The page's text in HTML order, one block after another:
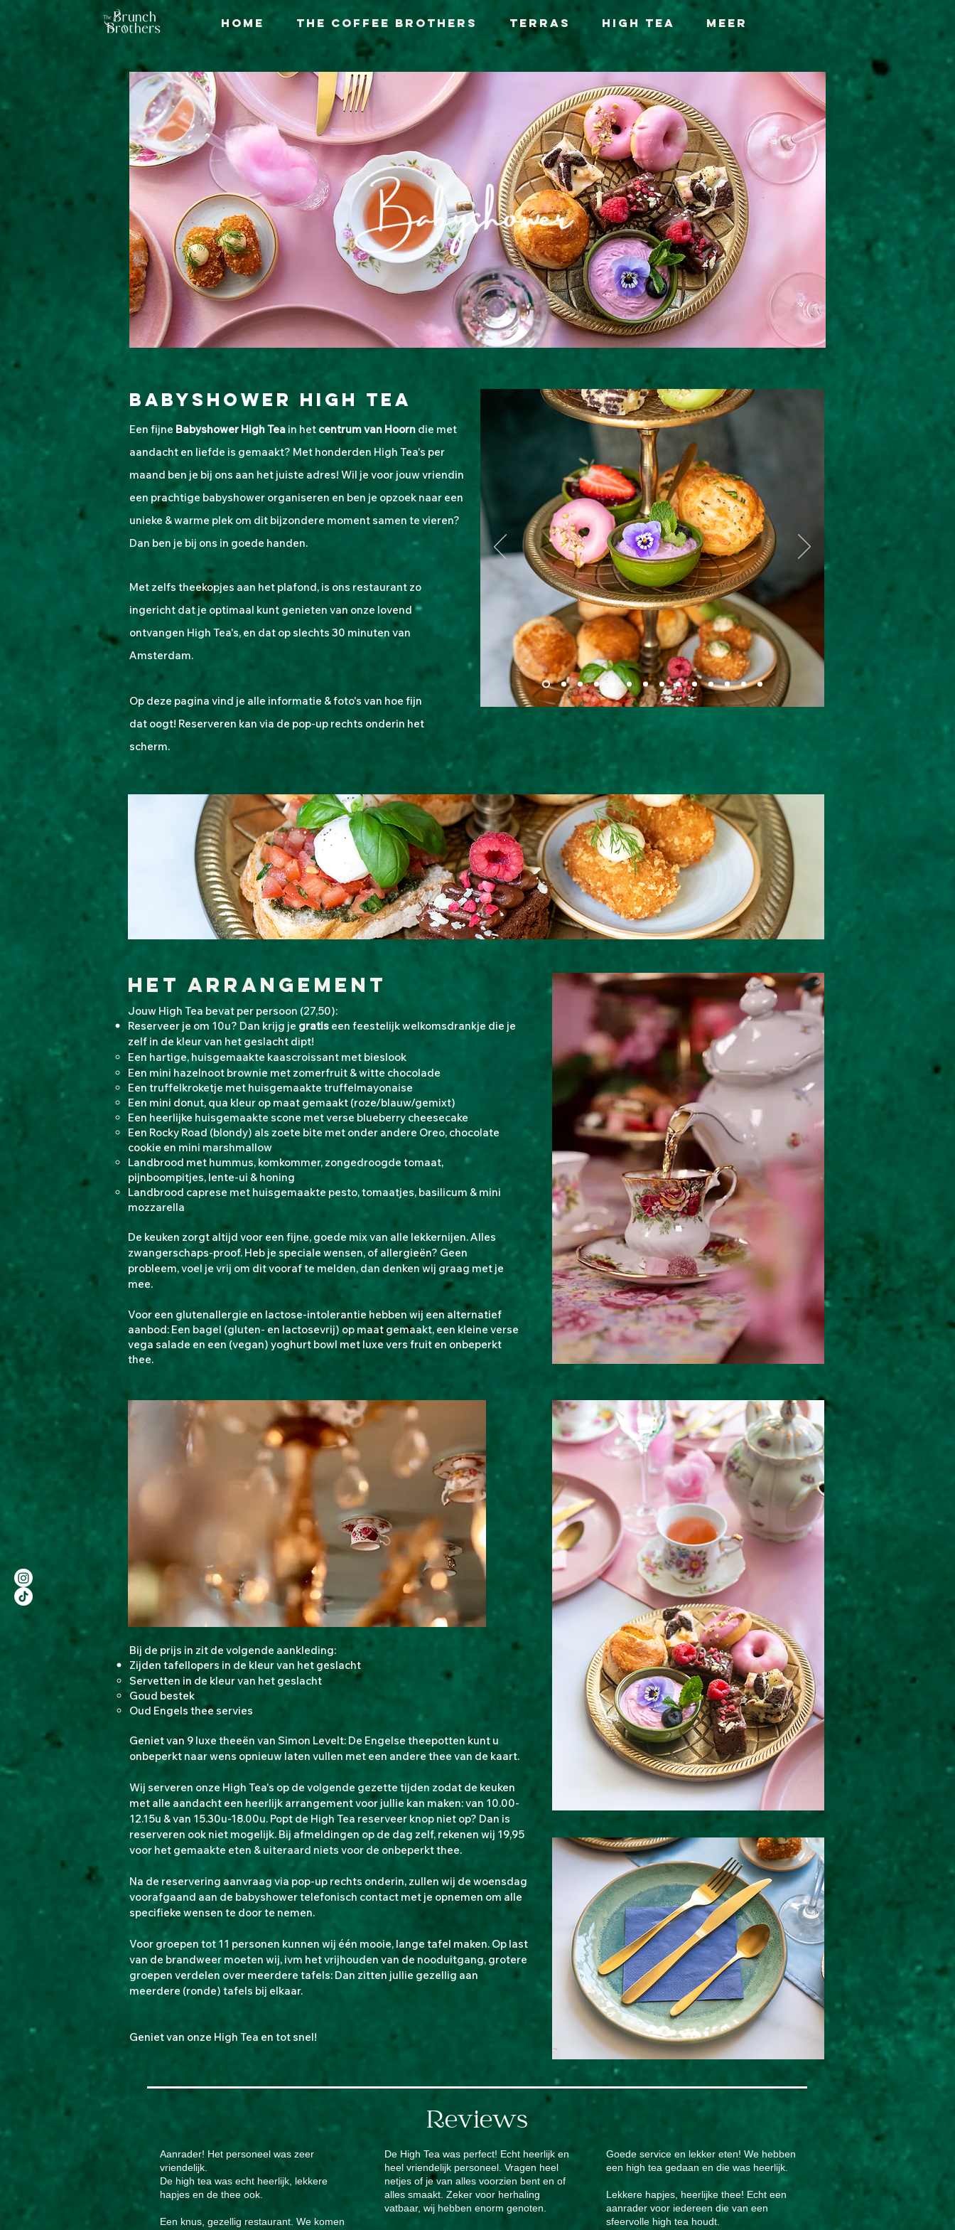
Home The Coffee Brothers Terras High Tea Meer
babyshower high tea
Een fijne Babyshower High Tea in het centrum van Hoorn die met
aandacht en liefde is gemaakt? Met honderden High Tea's per
maand ben je bij ons aan het juiste adres! Wil je voor jouw vriendin
een prachtige babyshower organiseren en ben je opzoek naar een
unieke & warme plek om dit bijzondere moment samen te vieren?
Dan ben je bij ons in goede handen.
Met zelfs theekopjes aan het plafond, is ons restaurant zo
ingericht dat je optimaal kunt genieten van onze lovend
ontvangen High Tea's, en dat opslechts 30 minuten van
Amsterdam.
Op deze pagina vind je alle informatie & foto's van hoe fijn
dat oogt! Reserveren kan via de pop-up rechts onderin het
scherm.
Het arrangement
Jouw High Tea bevat per persoon (27,50):
Reserveer je om 10u? Dan krijg je gratis een feestelijk welkomsdrankje die je
zelf in de kleur van het geslacht dipt!
Een hartige, huisgemaakte kaascroissant met bieslook
Een mini hazelnoot brownie met zomerfruit & witte chocolade
Een truffelkroketje met huisgemaakte truffelmayonaise
Een mini donut, qua kleur op maat gemaakt (roze/blauw/gemixt)
Een heerlijke huisgemaakte scone met verse blueberry cheesecake
Een Rocky Road (blondy) als zoete bite met onder andere Oreo, chocolate
cookie en mini marshmallow
Landbrood met hummus, komkommer, zongedroogde tomaat,
pijnboompitjes, lente-ui & honing​
Landbrood caprese met huisgemaakte pesto, tomaatjes, basilicum & mini
mozzarella
De keuken zorgt altijd voor een fijne, goede mix van alle lekkernijen. Alles
zwangerschaps-proof. Heb je speciale wensen, of allergieën? Geen
probleem, voel je vrij om dit vooraf te melden, dan denken wij graag met je
mee.
Voor een glutenallergie en lactose-intolerantie hebben wij een alternatief
aanbod: Een bagel (gluten- en lactosevrij) op maat gemaakt, een kleine verse
vega salade en een (vegan) yoghurt bowl met luxe vers fruit en onbeperkt
thee.
Bij de prijs in zit de volgende aankleding:
Zijden tafellopers in de kleur van het geslacht
Servetten in de kleur van het geslacht
Goud bestek
Oud Engels thee servies
Geniet van 9 luxe theeën van Simon Levelt: De Engelse theepotten kunt u
onbeperkt naar wens opnieuw laten vullen met een andere thee van de kaart.
Wij serveren onze High Tea's op de volgende gezette tijden zodat de keuken
met alle aandacht een heerlijk arrangement voor jullie kan maken: van 10.00-
12.15u & van 15.30u-18.00u. Popt de High Tea reserveer knop niet op? Dan is
reserveren ook niet mogelijk. Bij afmeldingen op de dag zelf, rekenen wij 19,95
voor het gemaakte eten & uiteraard niets voor de onbeperkt thee.
Na de reservering aanvraag via pop-up rechts onderin, zullen wij de woensdag
voorafgaand aan de babyshower telefonisch contact met je opnemen om alle
specifieke wensen te door te nemen.
Voor groepen tot 11 personen kunnen wij één mooie, lange tafel maken. Op last
van de brandweer moeten wij, ivm het vrijhouden van de nooduitgang, grotere
groepen verdelen over meerdere tafels: Dan zitten jullie gezellig aan
meerdere (ronde) tafels bij elkaar.
Geniet van onze High Tea en tot snel!
Aanrader! Het personeel was zeer
vriendelijk.
De high tea was echt heerlijk, lekkere
hapjes en de thee ook.
Een knus, gezellig restaurant. We komen
Reviews
De High Tea was perfect! Echt heerlijk en
heel vriendelijk personeel. Vragen heel
netjes of je van alles voorzien bent en of
alles smaakt. Zeker voor herhaling
vatbaar, wij hebben enorm genoten.
Goede service en lekker eten! We hebben
een high tea gedaan en die was heerlijk.
Lekkere hapjes, heerlijke thee! Echt een
aanrader voor iedereen die van een
sfeervolle high tea houdt.